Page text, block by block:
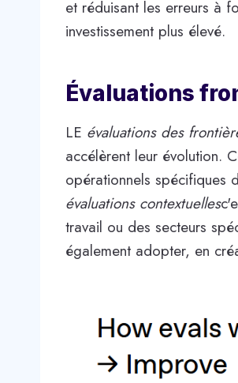
et réduisant les erreurs à
investissement plus élevé.
Évaluations
LE évaluations des
accélèrent leur évolution.
opérationnels spécifiques
évaluations contextuelles
travail ou des secteurs
également adopter, en